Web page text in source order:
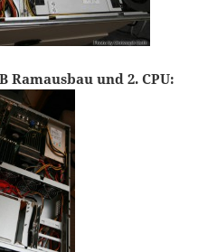
Ramausbau und 2. CPU: